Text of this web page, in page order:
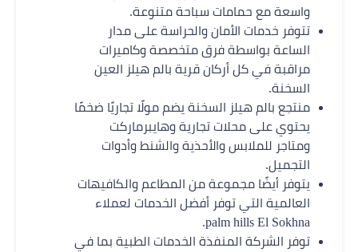
واسعة مع حمامات سباحة متنوعة.
تتوفر خدمات الأمان والحراسة على مدار
الساعة بواسطة فرق متخصصة وكاميرات
مراقبة في كل أركان قرية بالم هيلز العين
السخنة.
منتجع بالم هيلز السخنة يضم مولًا تجاريًا ضخمًا
يحتوي على محلات تجارية وهايبرماركت
ومتاجر للملابس والأحذية والشنط وأدوات
التجميل.
يتوفر أيضًا مجموعة من المطاعم والكافيهات
العالمية التي توفر أفضل الخدمات لعملاء
palm hills El Sokhna.
توفر الشركة المنفذة الخدمات الطبية بما في